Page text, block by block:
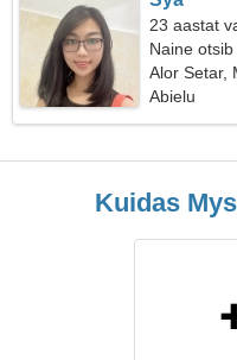
23 aastat
Naine
Alor Setar,
Abielu
Kuidas